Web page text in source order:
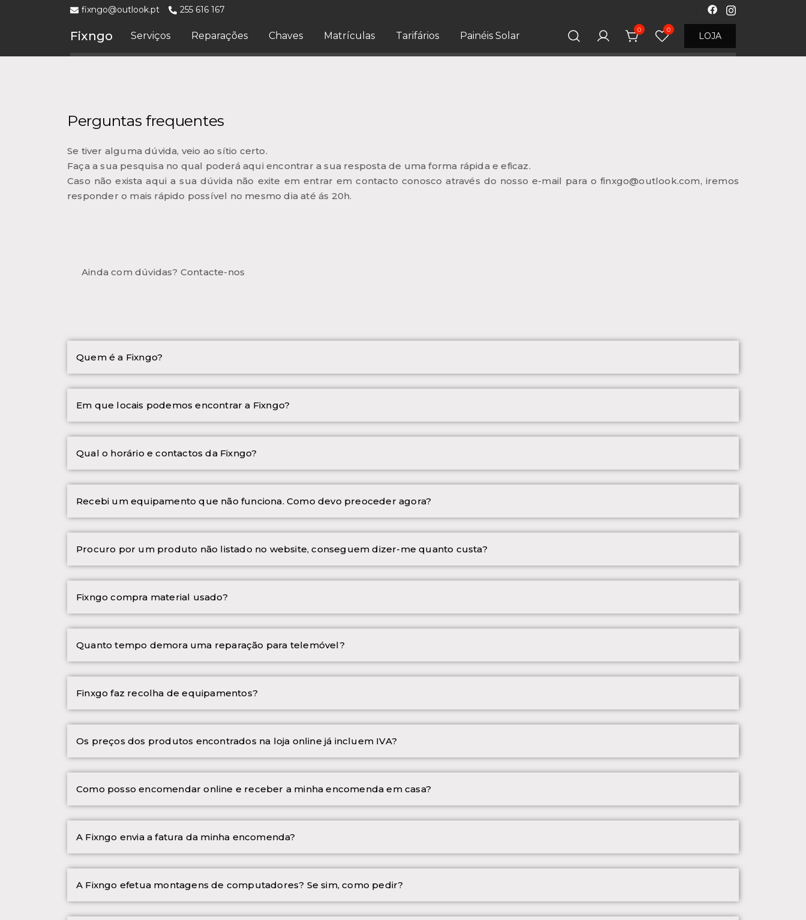
fixngo@outlook.pt 255 616 167
Fixngo Serviços Reparações Chaves Matrículas Tarifários Painéis Solar
0 0
LOJA
Perguntas frequentes
Se tiver alguma dúvida, veio ao sítio certo.
Faça a sua pesquisa no qual poderá aqui encontrar a sua resposta de uma forma rápida e eficaz.
Caso não exista aqui a sua dúvida não exite em entrar emcontacto conosco através do nosso e-mail para o finxgo@outlook.com, iremos
responder o mais rápido possível no mesmo dia até ás 20h.
Ainda com dúvidas? Contacte-nos
Quem é a Fixngo?
Em que locais podemos encontrar a Fixngo?
Qual o horário e contactos da Fixngo?
Recebi um equipamento que não funciona. Como devo preoceder agora?
Procuro por um produto não listado no website, conseguem dizer-me quanto custa?
Fixngo compra material usado?
Quanto tempo demora uma reparação para telemóvel?
Finxgo faz recolha de equipamentos?
Os preços dos produtos encontrados na loja online já incluem IVA?
Como posso encomendar online e receber a minha encomenda em casa?
A Fixngo envia a fatura da minha encomenda?
A Fixngo efetua montagens de computadores? Se sim, como pedir?